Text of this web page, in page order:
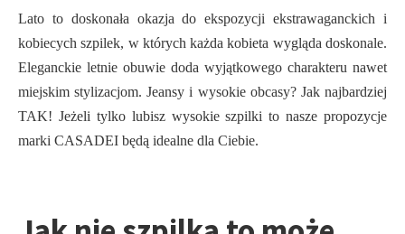
Lato to doskonała okazja do ekspozycji ekstrawaganckich i
kobiecych szpilek, w których każda kobieta wygląda doskonale.
Eleganckie letnie obuwie doda wyjątkowego charakteru nawet
miejskim stylizacjom. Jeansy i wysokie obcasy? Jak najbardziej
TAK! Jeżeli tylko lubisz wysokie szpilki to nasze propozycje
marki CASADEI będą idealne dla Ciebie.